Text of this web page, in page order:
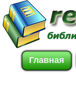
Главная